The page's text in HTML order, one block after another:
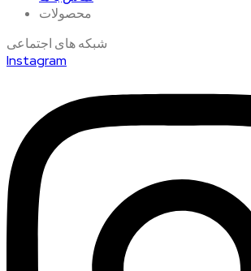
محصولات
شبکه های اجتماعی
Instagram